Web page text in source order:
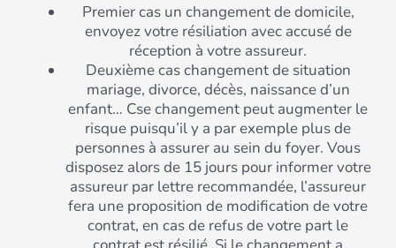
Premier cas un changement de domicile,
envoyez votre résiliation avec accusé de
réception à votre assureur.
Deuxième cas changement de situation
mariage, divorce, décès, naissance d’un
enfant… Cse changement peut augmenter le
risque puisqu’il y a par exemple plus de
personnes à assurer au sein du foyer. Vous
disposez alors de 15 jours pour informer votre
assureur par lettre recommandée, l’assureur
fera une proposition de modification de votre
contrat, en cas de refus de votre part le